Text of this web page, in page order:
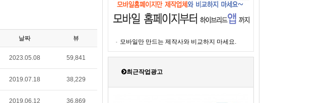
날짜 뷰
2023.05.08 59,841
2019.07.18 38,229
2019.06.12 36,869
모바일만 만드는 제작사와 비교하지 마세요.
최근작업광고